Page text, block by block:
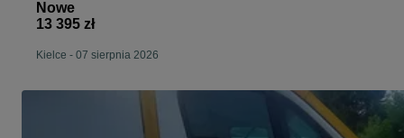
Nowe
13 395 zł
Kielce - 07 sierpnia 2026